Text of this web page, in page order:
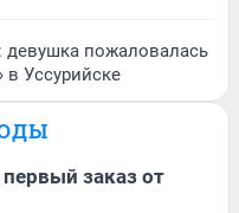
пожаловалась
в Уссурийске
заказ от